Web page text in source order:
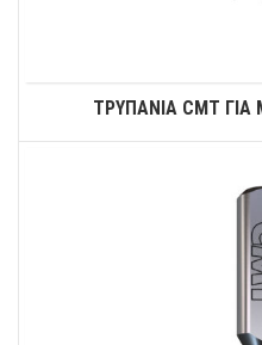
ΤΡΥΠΑΝΙΑ CMT ΓΙΑ